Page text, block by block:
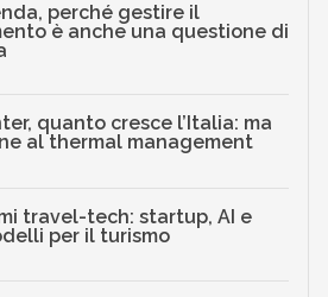
perché gestire il
è anche una questione di
quanto cresce l’Italia: ma
al thermal management
travel-tech: startup, AI e
per il turismo